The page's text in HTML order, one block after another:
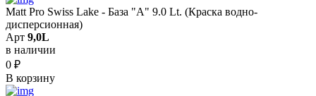
Matt Pro Swiss Lake - База "A" 9.0 Lt. (Краска водно-
дисперсионная)
Арт 9,0L
в наличии
0 ₽
В корзину